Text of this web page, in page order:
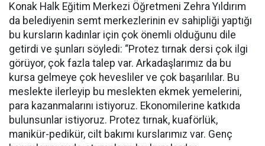
Konak Halk Eğitim Merkezi Öğretmeni Zehra Yıldırım
da belediyenin semt merkezlerinin ev sahipliği yaptığı
bu kursların kadınlar için çok önemli olduğunu dile
getirdi ve şunları söyledi: “Protez tırnak dersi çok ilgi
görüyor, çok fazla talep var. Arkadaşlarımız da bu
kursa gelmeye çok hevesliler ve çok başarılılar. Bu
meslekte ilerleyip bu meslekten ekmek yemelerini,
para kazanmalarını istiyoruz. Ekonomilerine katkıda
bulunsunlar istiyoruz. Protez tırnak, kuaförlük,
manikür-pedikür, cilt bakımı kurslarımız var. Genç